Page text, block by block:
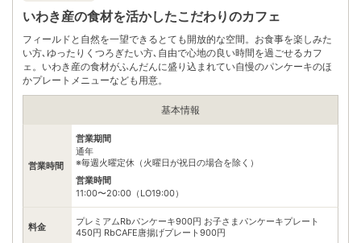
いわき産の食材を活かしたこだわりのカフェ
フィールドと自然を一望できるとても開放的な空間。お食事を楽しみた
い方､ゆったりくつろぎたい方､自由で心地の良い時間を過ごせるカフ
ェ。いわき産の食材がふんだんに盛り込まれてい自慢のパンケーキのほ
かプレートメニューなども用意。
基本情報
営業時間
営業期間
通年
※毎週火曜定休（火曜日が祝日の場合を除く）
営業時間
11:00〜20:00（LO19:00）
料金
プレミアムRbパンケーキ900円 お子さまパンケーキプレート
450円 RbCAFE唐揚げプレート900円